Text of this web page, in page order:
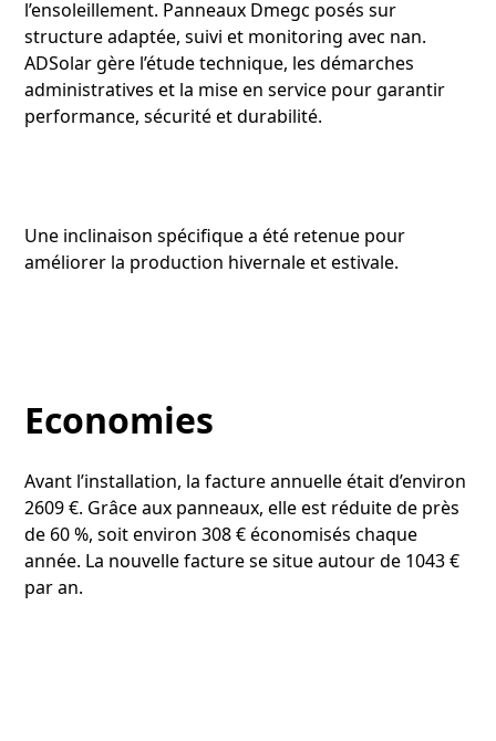
l’ensoleillement. Panneaux Dmegc posés sur
structure adaptée, suivi et monitoring avec nan.
ADSolar gère l’étude technique, les démarches
administratives et la mise en service pour garantir
performance, sécurité et durabilité.
Une inclinaison spécifique a été retenue pour
améliorer la production hivernale et estivale.
Economies
Avant l’installation, la facture annuelle était d’environ
2609 €. Grâce aux panneaux, elle est réduite de près
de 60 %, soit environ 308 € économisés chaque
année. La nouvelle facture se situe autour de 1043 €
par an.